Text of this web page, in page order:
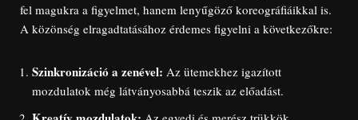
fel magukra a figyelmet, hanem lenyűgöző koreográfiáikkal is.
A közönség elragadtatásához érdemes figyelni a következőkre:
Szinkronizáció a zenével: Az ütemekhez igazított
mozdulatok még látványosabbá teszik az előadást.